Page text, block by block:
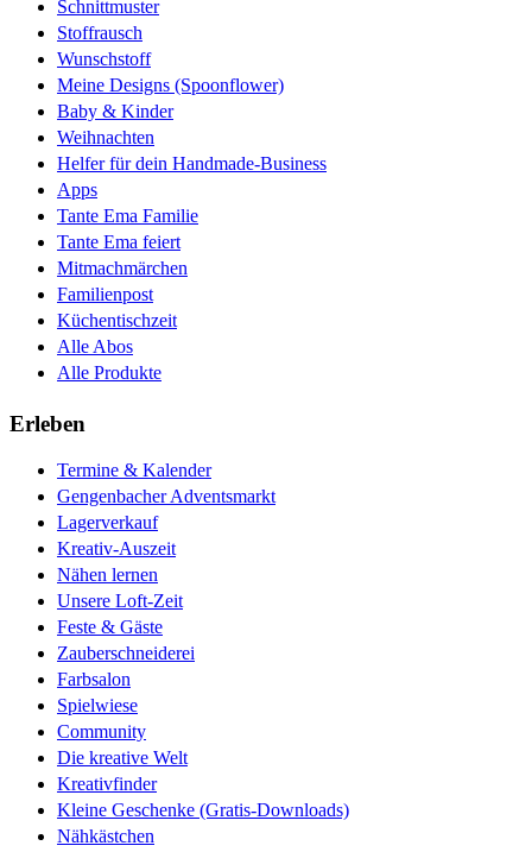
Schnittmuster
Stoffrausch
Wunschstoff
Meine Designs (Spoonflower)
Baby & Kinder
Weihnachten
Helfer für dein Handmade-Business
Apps
Tante Ema Familie
Tante Ema feiert
Mitmachmärchen
Familienpost
Küchentischzeit
Alle Abos
Alle Produkte
Erleben
Termine & Kalender
Gengenbacher Adventsmarkt
Lagerverkauf
Kreativ-Auszeit
Nähen lernen
Unsere Loft-Zeit
Feste & Gäste
Zauberschneiderei
Farbsalon
Spielwiese
Community
Die kreative Welt
Kreativfinder
Kleine Geschenke (Gratis-Downloads)
Nähkästchen